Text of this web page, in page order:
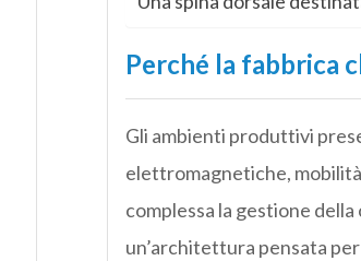
Perché la fabbrica
Gli ambienti produttivi
elettromagnetiche,
complessa la gestione
un’architettura pensata